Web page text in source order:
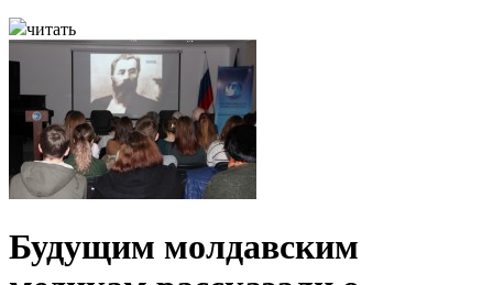
читать
Будущим молдавским